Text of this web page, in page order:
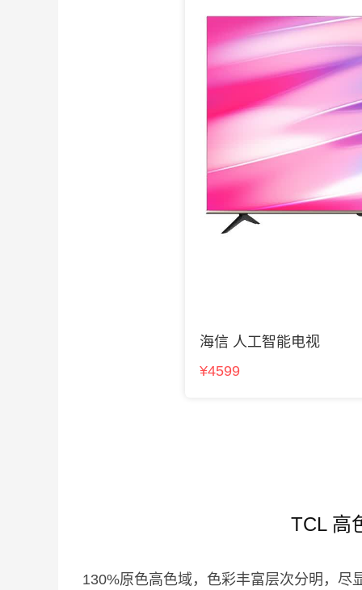
海信 人工智能电视
¥4599
TCL 高
130%原色高色域，色彩丰富层次分明，尽